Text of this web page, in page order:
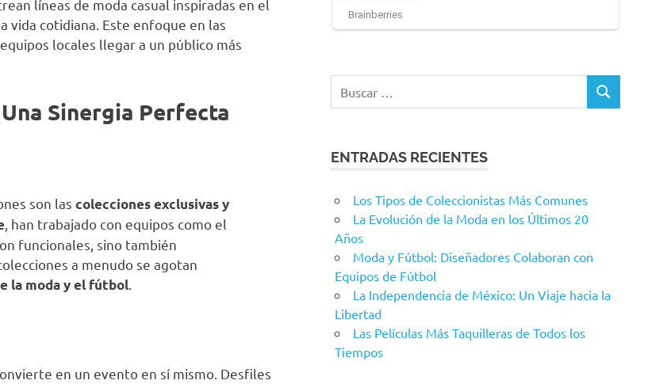
líneas de moda casual inspiradas en el
vida cotidiana. Este enfoque en las
locales llegar a un público más
Sinergia Perfecta
son las colecciones exclusivas y
, han trabajado con equipos como el
funcionales, sino también
a menudo se agotan
la moda y el fútbol
en un evento en sí mismo. Desfiles
BUSCAR
ENTRADAS RECIENTES
Los Tipos de Coleccionistas Más Comunes
La Evolución de la Moda en los Últimos 20
Años
Moda y Fútbol: Diseñadores Colaboran con
Equipos de Fútbol
La Independencia de México: Un Viaje hacia la
Libertad
Las Películas Más Taquilleras de Todos los
Tiempos